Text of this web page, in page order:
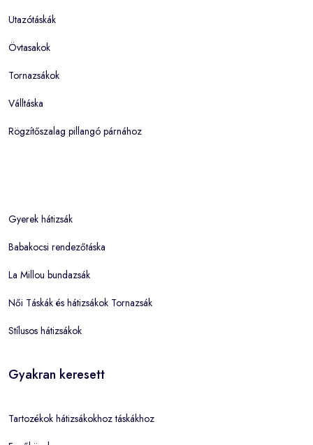
Utazótáskák
Övtasakok
Tornazsákok
Válltáska
Rögzítőszalag pillangó párnához
Gyerek hátizsák
Babakocsi rendezőtáska
La Millou bundazsák
Női Táskák és hátizsákok Tornazsák
Stílusos hátizsákok
Gyakran keresett
Tartozékok hátizsákokhoz táskákhoz